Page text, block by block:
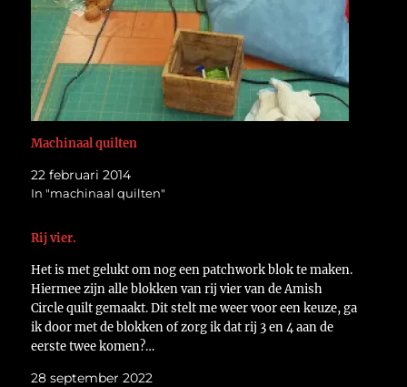
Machinaal quilten
22 februari 2014
In "machinaal quilten"
Rij vier.
Het is met gelukt om nog een patchwork blok te maken.
Hiermee zijn alle blokken van rij vier van de Amish
Circle quilt gemaakt. Dit stelt me weer voor een keuze, ga
ik door met de blokken of zorg ik dat rij 3 en 4 aan de
eerste twee komen?…
28 september 2022